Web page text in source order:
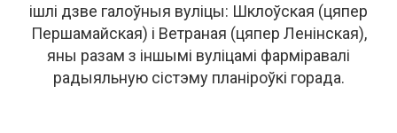
ішлі дзве галоўныя вуліцы: Шклоўская (цяпер
Першамайская) і Ветраная (цяпер Ленінская),
яны разам з іншымі вуліцамі фарміравалі
радыяльную сістэму планіроўкі горада.